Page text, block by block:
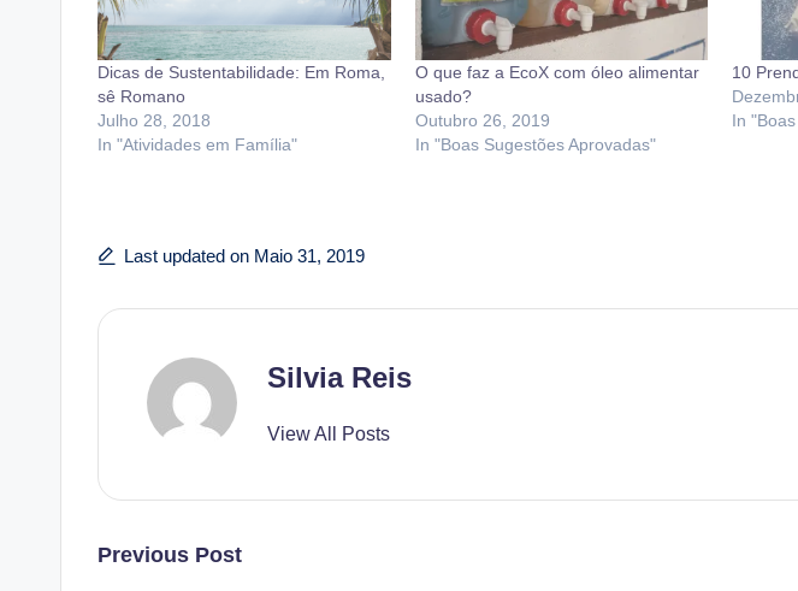
Dicas de Sustentabilidade: Em Roma,
sê Romano
Julho 28, 2018
In "Atividades em Família"
O que faz a EcoX com óleo alimentar
usado?
Outubro 26, 2019
In "Boas Sugestões Aprovadas"
10
In
Last updated on Maio 31, 2019
Silvia Reis
View All Posts
Post
Previous Post